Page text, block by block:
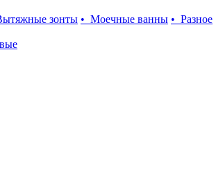
зонты • Моечные ванны • Разное